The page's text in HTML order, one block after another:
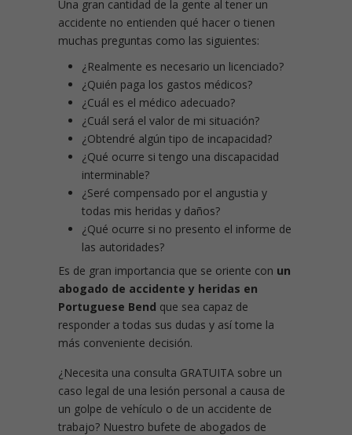
Una gran cantidad de la gente al tener un
accidente no entienden qué hacer o tienen
muchas preguntas como las siguientes:
¿Realmente es necesario un licenciado?
¿Quién paga los gastos médicos?
¿Cuál es el médico adecuado?
¿Cuál será el valor de mi situación?
¿Obtendré algún tipo de incapacidad?
¿Qué ocurre si tengo una discapacidad
interminable?
¿Seré compensado por el angustia y
todas mis heridas y daños?
¿Qué ocurre si no presento el informe de
las autoridades?
Es de gran importancia que se oriente con un
abogado de accidente y heridas en
Portuguese Bend que sea capaz de
responder a todas sus dudas y así tome la
más conveniente decisión.
¿Necesita una consulta GRATUITA sobre un
caso legal de una lesión personal a causa de
un golpe de vehículo o de un accidente de
trabajo? Nuestro bufete de abogados de